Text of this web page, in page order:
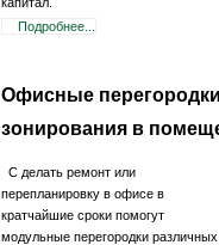
Подробнее...
Офисные
зонирования в
С делать ремонт или
перепланировку в офисе в
кратчайшие сроки помогут
модульные перегородки различных